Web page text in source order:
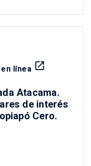
línea launch
Atacama.
de interés
Cero.